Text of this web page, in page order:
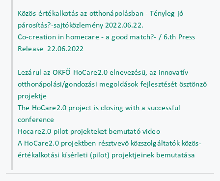
Közös-értékalkotás az otthonápolásban - Tényleg jó
párosítás?-sajtóközlemény 2022.06.22.
Co-creation in homecare - a good match?- / 6.th Press
Release 22.06.2022
Lezárul az OKFŐ HoCare2.0 elnevezésű, az innovatív
otthonápolási/gondozási megoldások fejlesztését ösztönző
projektje
The HoCare2.0 project is closing with a successful
conference
Hocare2.0 pilot projekteket bemutató video
A HoCare2.0 projektben résztvevő közszolgáltatók közös-
értékalkotási kísérleti (pilot) projektjeinek bemutatása